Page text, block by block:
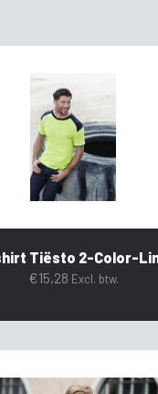
Tiësto 2-Color-
€15,28 Excl. btw.